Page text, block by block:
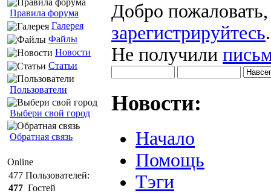
Правила форума
Галерея
Файлы
Новости
Статьи
Пользователи
Выбери свой город
Обратная связь
Online
477 Пользователей:
477 Гостей
Добро
зарегистрируйтесь.
Не получили
Новости:
Начало
Помощь
Тэги